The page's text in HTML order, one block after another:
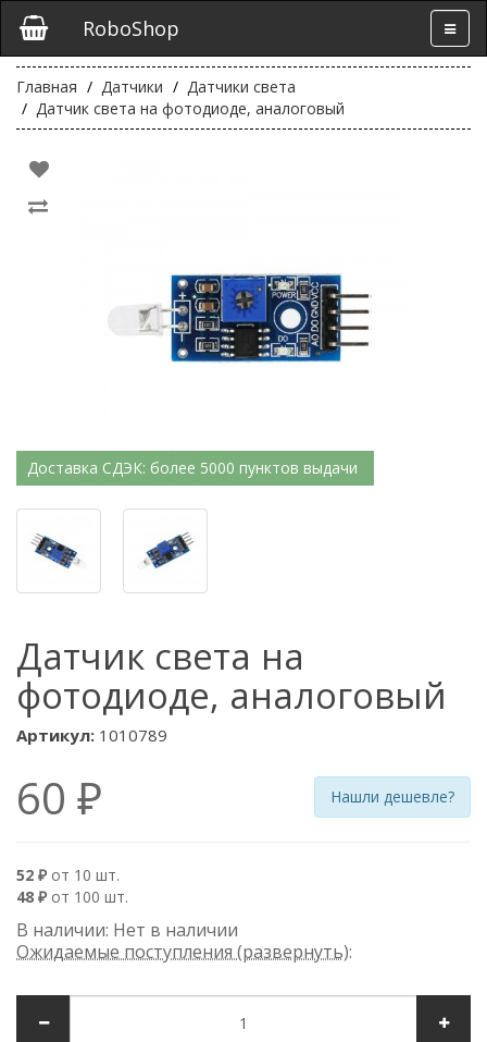
RoboShop
Главная Датчики
Датчики света
Датчик света на фотодиоде, аналоговый
Доставка СДЭК: более 5000 пунктов выдачи
Датчик света на
фотодиоде, аналоговый
Артикул: 1010789
60 ₽ Нашли дешевле?
52 ₽ от 10 шт.
48 ₽ от 100 шт.
В наличии: Нет в наличии
Ожидаемые поступления (развернуть):